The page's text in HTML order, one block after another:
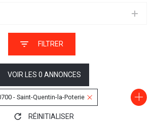
FILTRER
VOIR LES 0 ANNONCES
- Saint-Quentin-la-Poterie
RÉINITIALISER